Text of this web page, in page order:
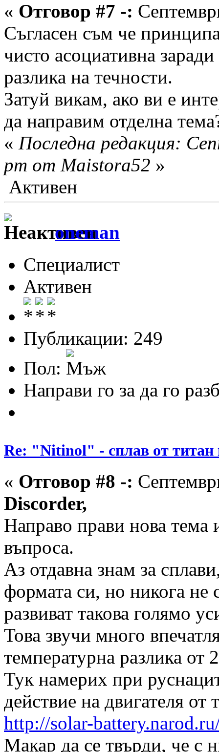
« Отговор #7 -:
Съгласен съм че
чисто асоциативна
разлика на течности.
Затуй викам, ако ви е
да направим отделна
« Последна редакция:
pm от Maistora52 »
Активен
oneman
Специалист
Активен
Публикации: 249
Пол:
Направи го за да го
Re: "Nitinol" - сплав от титан
« Отговор #8 -:
Discorder,
Направо прави нова тема
въпроса.
Аз отдавна знам за
формата си, но никога не
развиват такова голямо
Това звучи много
температурна разлика от
Тук намерих при
действие на двигателя от
http://solar-
Макар да се твърди, че с